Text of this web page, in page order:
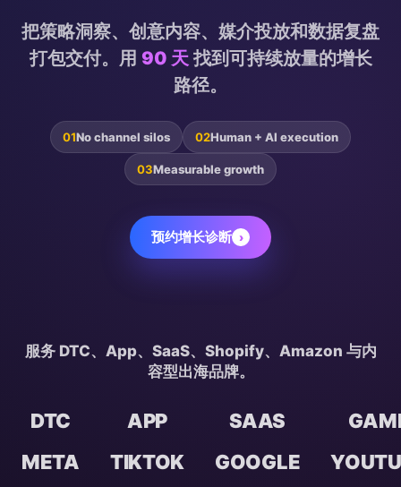
把策略洞察、创意内容、媒介投放和数据复盘
打包交付。用 90 天找到可持续放量的增长
路径。
01No channel silos 02Human + AI execution
03Measurable growth
预约增长诊断 ›
服务 DTC、App、SaaS、Shopify、Amazon 与内
容型出海品牌。
DTC APP SAAS
META
TIKTOK GOOGLE